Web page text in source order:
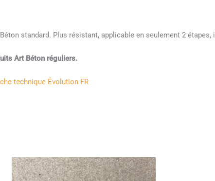
standard. Plus résistant, applicable en seulement 2
Art Béton réguliers.
technique Évolution FR